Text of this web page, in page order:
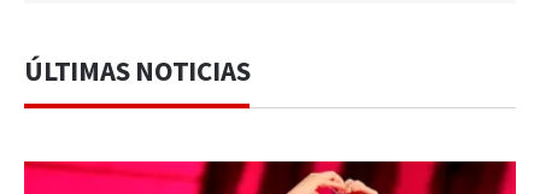
ÚLTIMAS NOTICIAS